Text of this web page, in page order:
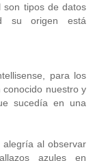
son tipos de datos
su origen está
para los
nuestro y
sucedía en una
al observar
azules en